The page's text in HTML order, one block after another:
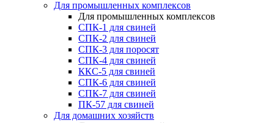
Для промышленных комплексов
Для промышленных комплексов
СПК-1 для свиней
СПК-2 для свиней
СПК-3 для поросят
СПК-4 для свиней
ККС-5 для свиней
СПК-6 для свиней
СПК-7 для свиней
ПК-57 для свиней
Для домашних хозяйств